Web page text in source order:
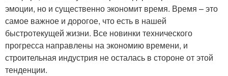
эмоции, но и существенно экономит время. Время – это
самое важное и дорогое, что есть в нашей
быстротекущей жизни. Все новинки технического
прогресса направлены на экономию времени, и
строительная индустрия не осталась в стороне от этой
тенденции.